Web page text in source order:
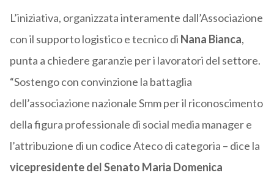
L’iniziativa, organizzata interamente dall’Associazione
con il supporto logistico e tecnico di Nana Bianca,
punta a chiedere garanzie per i lavoratori del settore.
“Sostengo con convinzione la battaglia
dell’associazione nazionale Smm per il riconoscimento
della figura professionale di social media manager e
l’attribuzione di un codice Ateco di categoria – dice la
vicepresidente del Senato Maria Domenica